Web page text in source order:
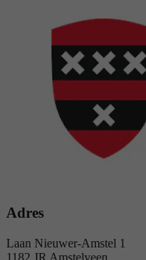
Adres
Laan Nieuwer-Amstel 1
1182 JR Amstelveen